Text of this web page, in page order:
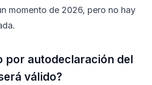
momento de 2026, pero no hay
por autodeclaración del
válido?